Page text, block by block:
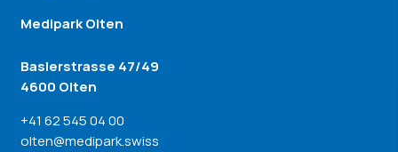
Medipark Olten
Baslerstrasse 47/49
4600 Olten
+41 62 545 04 00
olten@medipark.swiss